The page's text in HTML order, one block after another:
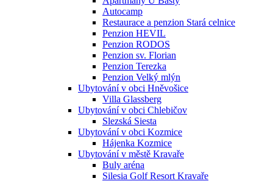
Autocamp
Restaurace a penzion Stará celnice
Penzion HEVIL
Penzion RODOS
Penzion sv. Florian
Penzion Terezka
Penzion Velký mlýn
Ubytování v obci Hněvošice
Villa Glassberg
Ubytování v obci Chlebičov
Slezská Siesta
Ubytování v obci Kozmice
Hájenka Kozmice
Ubytování v městě Kravaře
Buly aréna
Silesia Golf Resort Kravaře